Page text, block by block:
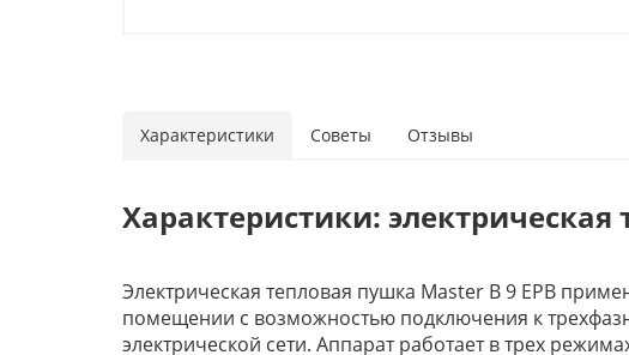
Характеристики Советы Отзывы
Характеристики:
Электрическая тепловая пушка Master B 9 EPB
помещении с возможностью подключения к
электрической сети. Аппарат работает в трех